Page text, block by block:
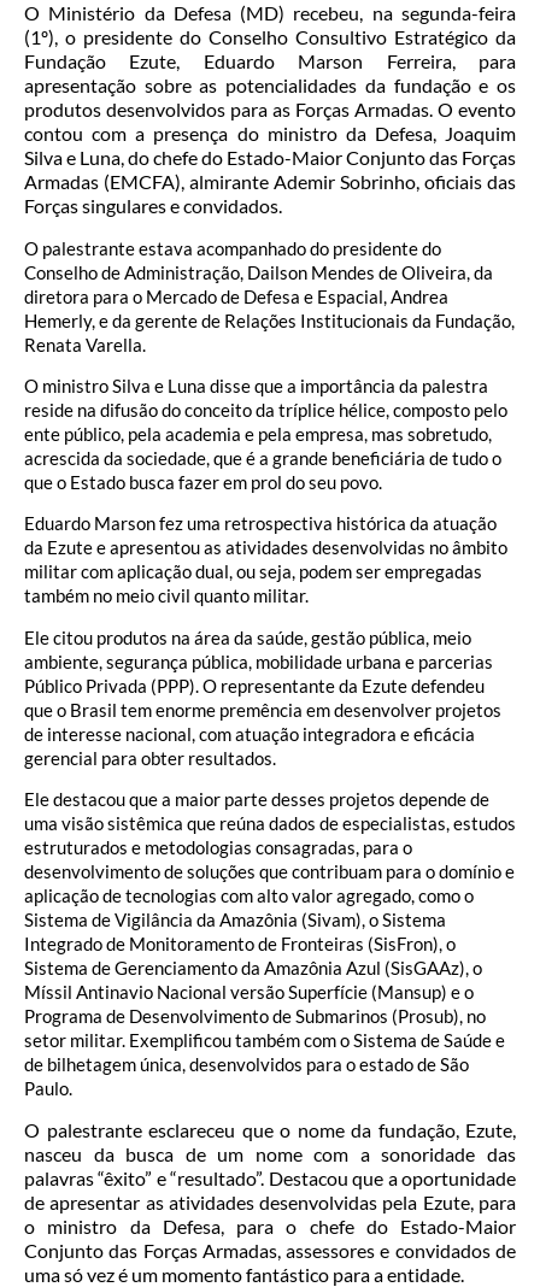
O Ministério da Defesa (MD) recebeu, na segunda-feira
(1º), o presidente do Conselho Consultivo Estratégico da
Fundação Ezute, Eduardo Marson Ferreira, para
apresentação sobre as potencialidades da fundação e os
produtos desenvolvidos para as Forças Armadas. O evento
contou com a presença do ministro da Defesa, Joaquim
Silva e Luna, do chefe do Estado-Maior Conjunto das Forças
Armadas (EMCFA), almirante Ademir Sobrinho, oficiais das
Forças singulares e convidados.
O palestrante estava acompanhado do presidente do
Conselho de Administração, Dailson Mendes de Oliveira, da
diretora para o Mercado de Defesa e Espacial, Andrea
Hemerly, e da gerente de Relações Institucionais da Fundação,
Renata Varella.
O ministro Silva e Luna disse que a importância da palestra
reside na difusão do conceito da tríplice hélice, composto pelo
ente público, pela academia e pela empresa, mas sobretudo,
acrescida da sociedade, que é a grande beneficiária de tudo o
que o Estado busca fazer em prol do seu povo.
Eduardo Marson fez uma retrospectiva histórica da atuação
da Ezute e apresentou as atividades desenvolvidas no âmbito
militar com aplicação dual, ou seja, podem ser empregadas
também no meio civil quanto militar.
Ele citou produtos na área da saúde, gestão pública, meio
ambiente, segurança pública, mobilidade urbana e parcerias
Público Privada (PPP). O representante da Ezute defendeu
que o Brasil tem enorme premência em desenvolver projetos
de interesse nacional, com atuação integradora e eficácia
gerencial para obter resultados.
Ele destacou que a maior parte desses projetos depende de
uma visão sistêmica que reúna dados de especialistas, estudos
estruturados e metodologias consagradas, para o
desenvolvimento de soluções que contribuam para o domínio e
aplicação de tecnologias com alto valor agregado, como o
Sistema de Vigilância da Amazônia (Sivam), o Sistema
Integrado de Monitoramento de Fronteiras (SisFron), o
Sistema de Gerenciamento da Amazônia Azul (SisGAAz), o
Míssil Antinavio Nacional versão Superfície (Mansup) e o
Programa de Desenvolvimento de Submarinos (Prosub), no
setor militar. Exemplificou também com o Sistema de Saúde e
de bilhetagem única, desenvolvidos para o estado de São
Paulo.
O palestrante esclareceu que o nome da fundação, Ezute,
nasceu da busca de um nome com a sonoridade das
palavras “êxito” e “resultado”. Destacou que a oportunidade
de apresentar as atividades desenvolvidas pela Ezute, para
o ministro da Defesa, para o chefe do Estado-Maior
Conjunto das Forças Armadas, assessores e convidados de
uma só vez é um momento fantástico para a entidade.